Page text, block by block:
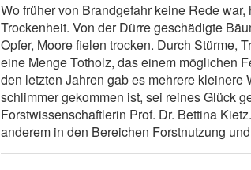
Wo früher von Brandgefahr keine Rede
Trockenheit. Von der Dürre geschädigte
Opfer, Moore fielen trocken. Durch Stürme,
eine Menge Totholz, das einem möglichen
den letzten Jahren gab es mehrere kleinere
schlimmer gekommen ist, sei reines Glück
Forstwissenschaftlerin Prof. Dr. Bettina
anderem in den Bereichen Forstnutzung